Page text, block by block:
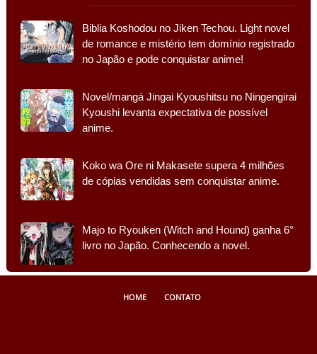
Biblia Koshodou no Jiken Techou. Light novel
de romance e mistério tem domínio registrado
no Japão e pode conquistar anime!
Novel/mangá Jingai Kyoushitsu no Ningengirai
Kyoushi levanta expectativa de possível
anime.
Koko wa Ore ni Makasete supera 4 milhões
de cópias vendidas sem conquistar anime.
Majo to Ryouken (Witch and Hound) ganha 6°
livro no Japão. Conhecendo a novel.
HOME CONTATO